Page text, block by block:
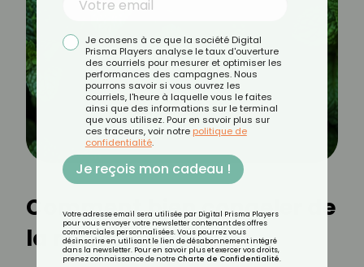
Comment bien congeler de
la menthe ?
Je consens à ce que la société Digital
Prisma Players analyse le taux d'ouverture
des courriels pour mesurer et optimiser les
performances des campagnes. Nous
pourrons savoir si vous ouvrez les
courriels, l'heure à laquelle vous le faites
ainsi que des informations sur le terminal
que vous utilisez. Pour en savoir plus sur
ces traceurs, voir notre politique de
confidentialité.
Je reçois mon cadeau !
Votre adresse email sera utilisée par Digital Prisma Players
pour vous envoyer votre newsletter contenant des offres
commerciales personnalisées. Vous pourrez vous
désinscrire en utilisant le lien de désabonnement intégré
dans la newsletter. Pour en savoir plus et exercer vos droits,
prenez connaissance de notre Charte de Confidentialité.